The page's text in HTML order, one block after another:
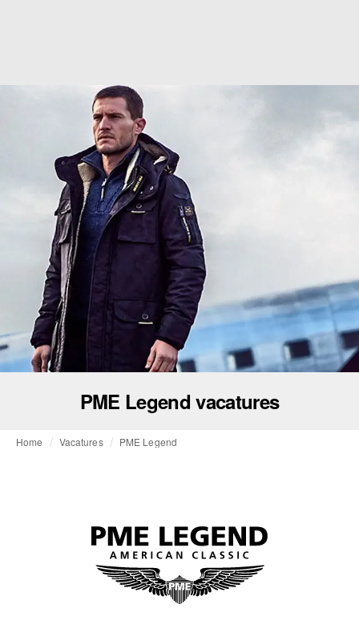
PME Legend vacatures
Home Vacatures PME Legend